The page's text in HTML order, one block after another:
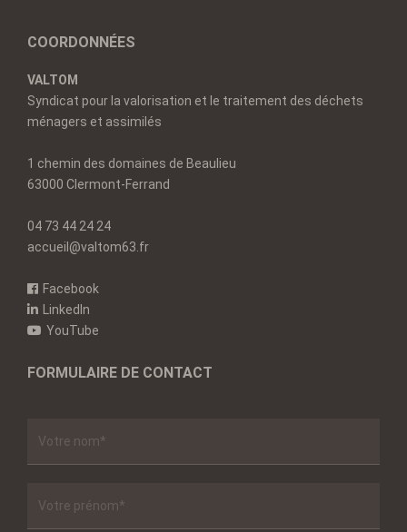
COORDONNÉES
VALTOM
Syndicat pour la valorisation et le traitement des déchets
ménagers et assimilés
1 chemin des domaines de Beaulieu
63000 Clermont-Ferrand
04 73 44 24 24
accueil@valtom63.fr
Facebook
LinkedIn
YouTube
FORMULAIRE DE CONTACT